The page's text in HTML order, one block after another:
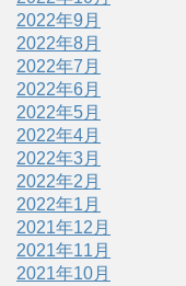
2022年9月
2022年8月
2022年7月
2022年6月
2022年5月
2022年4月
2022年3月
2022年2月
2022年1月
2021年12月
2021年11月
2021年10月